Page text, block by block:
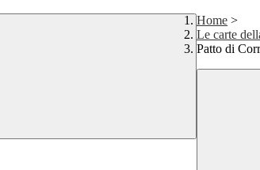
Home >
Le carte
Patto di